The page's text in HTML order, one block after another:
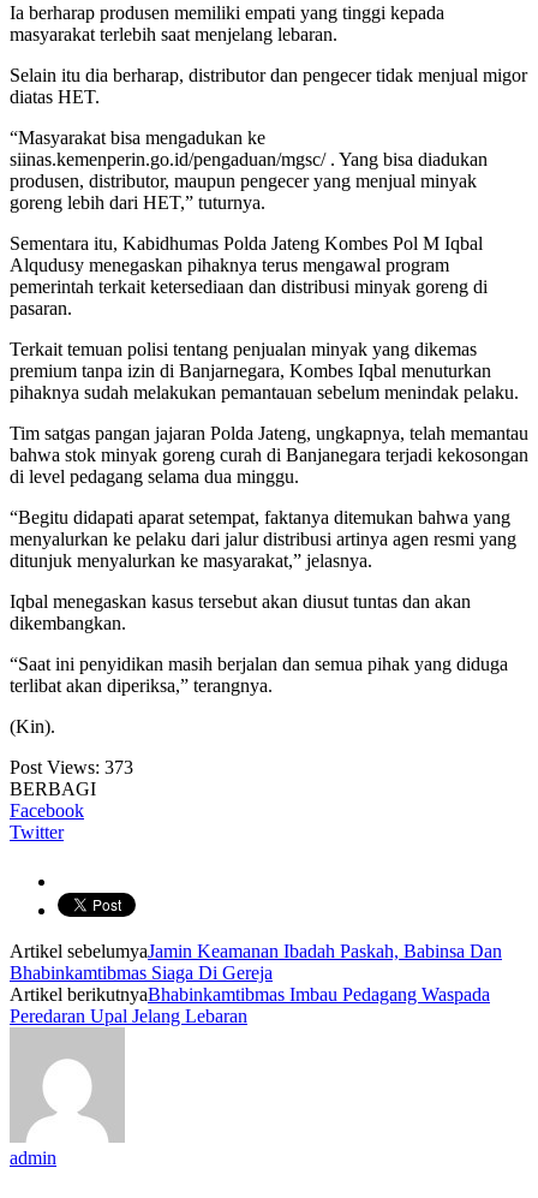
Ia berharap produsen memiliki empati yang tinggi kepada
masyarakat terlebih saat menjelang lebaran.
Selain itu dia berharap, distributor dan pengecer tidak menjual migor
diatas HET.
“Masyarakat bisa mengadukan ke
siinas.kemenperin.go.id/pengaduan/mgsc/ . Yang bisa diadukan
produsen, distributor, maupun pengecer yang menjual minyak
goreng lebih dari HET,” tuturnya.
Sementara itu, Kabidhumas Polda Jateng Kombes Pol M Iqbal
Alqudusy menegaskan pihaknya terus mengawal program
pemerintah terkait ketersediaan dan distribusi minyak goreng di
pasaran.
Terkait temuan polisi tentang penjualan minyak yang dikemas
premium tanpa izin di Banjarnegara, Kombes Iqbal menuturkan
pihaknya sudah melakukan pemantauan sebelum menindak pelaku.
Tim satgas pangan jajaran Polda Jateng, ungkapnya, telah memantau
bahwa stok minyak goreng curah di Banjanegara terjadi kekosongan
di level pedagang selama dua minggu.
“Begitu didapati aparat setempat, faktanya ditemukan bahwa yang
menyalurkan ke pelaku dari jalur distribusi artinya agen resmi yang
ditunjuk menyalurkan ke masyarakat,” jelasnya.
Iqbal menegaskan kasus tersebut akan diusut tuntas dan akan
dikembangkan.
“Saat ini penyidikan masih berjalan dan semua pihak yang diduga
terlibat akan diperiksa,” terangnya.
(Kin).
Post Views: 373
BERBAGI
Facebook
Twitter
Artikel sebelumyaJamin Keamanan Ibadah Paskah, Babinsa Dan
Bhabinkamtibmas Siaga Di Gereja
Artikel berikutnyaBhabinkamtibmas Imbau Pedagang Waspada
Peredaran Upal Jelang Lebaran
admin